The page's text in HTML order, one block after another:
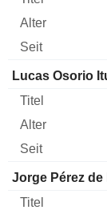
Lucas Osorio
Jorge Pérez